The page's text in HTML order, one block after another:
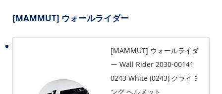
[MAMMUT] ウォールライダー
[MAMMUT] ウォールライダ
ー Wall Rider 2030-00141
0243 White (0243) クライミ
ング ヘルメット